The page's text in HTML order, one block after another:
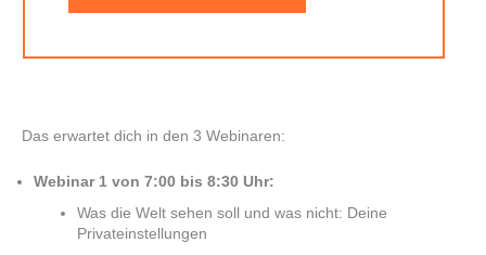
Das erwartet dich in den 3 Webinaren:
Webinar 1 von 7:00 bis 8:30 Uhr:
Was die Welt sehen soll und was nicht: Deine
Privateinstellungen